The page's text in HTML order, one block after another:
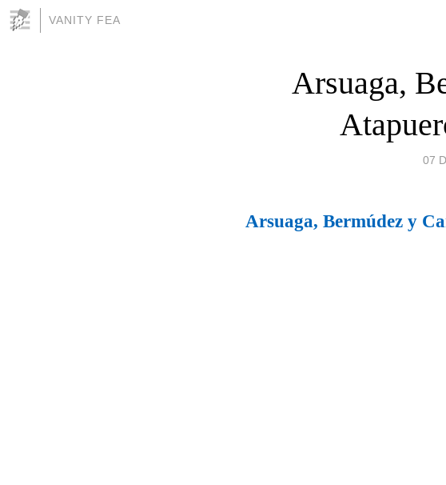
VANITY FEA
Arsuaga,
07
Arsuaga, Bermúdez y